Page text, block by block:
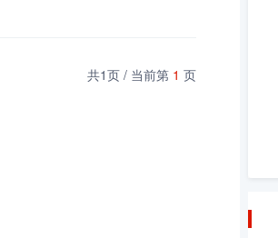
共1页 / 当前第 1 页